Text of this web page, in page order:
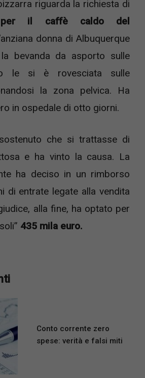
riguarda la richiesta di
per il caffè caldo del
donna di Albuquerque
bevanda da asporto sulle
le si è rovesciata sulle
la zona pelvica. Ha
in ospedale di otto giorni.
che si trattasse di
e ha vinto la causa. La
ha deciso in un rimborso
di entrate legate alla vendita
alla fine, ha optato per
435 mila euro.
Conto corrente zero
spese: verità e falsi miti